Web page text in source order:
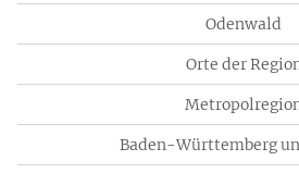
Odenwald
Orte der
Baden-Württemberg